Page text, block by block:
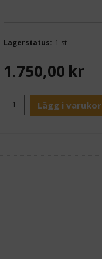
Lagerstatus: 1 st
1.750,00 kr
Lägg i